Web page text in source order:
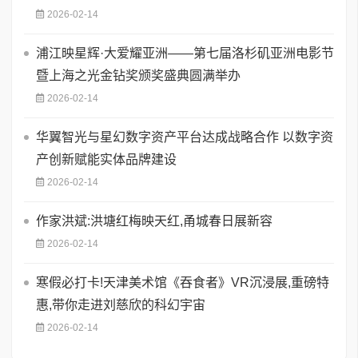
2026-02-14
浦江映星辉·大爱耀亚洲——第七届洛杉矶亚洲电影节
暨上海之光金钻奖颁奖盛典圆满举办
2026-02-14
华翼智光与星幻数字资产平台达成战略合作 以数字资
产创新赋能实体品牌建设
2026-02-14
作家洪斌:洪塘红梅映天红,甬城春日展新容
2026-02-14
寒假必打卡!天津美术馆《吞食者》VR沉浸展,重磅特
惠,带你走进刘慈欣的科幻宇宙
2026-02-14